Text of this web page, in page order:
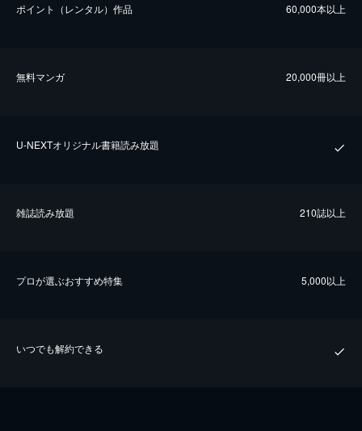
ポイント（レンタル）作品 60,000本以上
無料マンガ 20,000冊以上
U-NEXTオリジナル書籍読み放題
雑誌読み放題 210誌以上
プロが選ぶおすすめ特集 5,000以上
いつでも解約できる